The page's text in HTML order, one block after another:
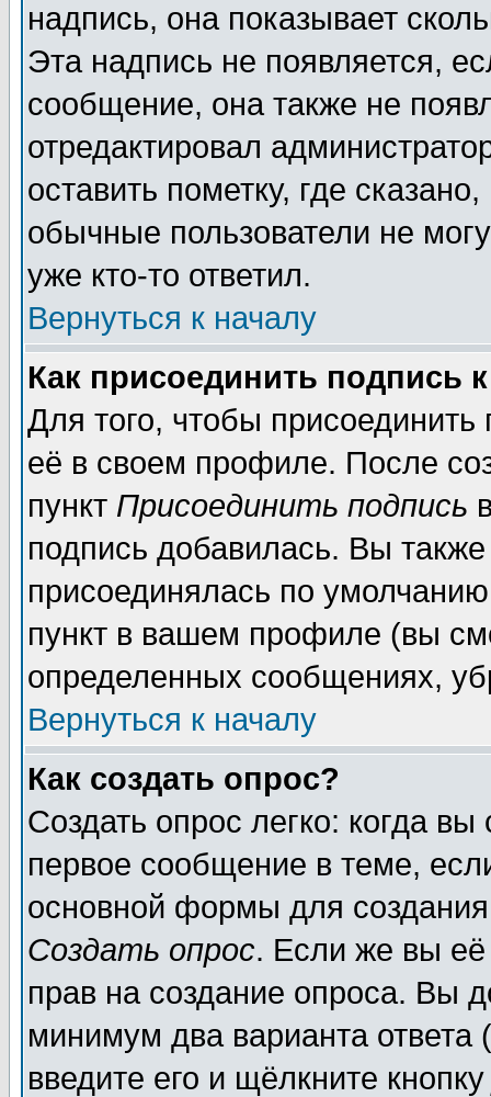
надпись, она показывает
Эта надпись не появляется,
сообщение, она также не
отредактировал
оставить пометку, где
обычные пользователи не
уже кто-то ответил.
Вернуться к началу
Как присоединить подпись
Для того, чтобы
её в своем профиле. После
пункт Присоединить подпись
подпись добавилась. Вы
присоединялась по
пункт в вашем профиле (вы
определенных сообщениях,
Вернуться к началу
Как создать опрос?
Создать опрос легко: когда
первое сообщение в теме,
основной формы для
Создать опрос. Если же вы её
прав на создание опроса. Вы
минимум два варианта ответа
введите его и щёлкните